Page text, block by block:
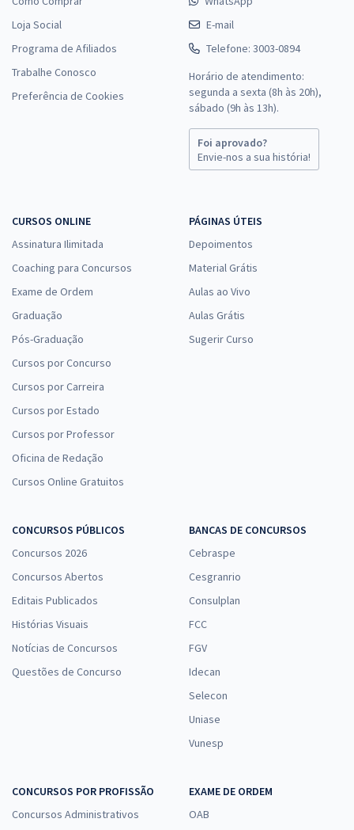
Loja Social
Programa de Afiliados
Trabalhe Conosco
Preferência de Cookies
E-mail
Telefone: 3003-0894
Horário de atendimento:
segunda a sexta (8h às 20h),
sábado (9h às 13h).
Foi aprovado?
Envie-nos a sua história!
CURSOS ONLINE
Assinatura Ilimitada
Coaching para Concursos
Exame de Ordem
Graduação
Pós-Graduação
Cursos por Concurso
Cursos por Carreira
Cursos por Estado
Cursos por Professor
Oficina de Redação
Cursos Online Gratuitos
PÁGINAS ÚTEIS
Depoimentos
Material Grátis
Aulas ao Vivo
Aulas Grátis
Sugerir Curso
CONCURSOS PÚBLICOS
Concursos 2026
Concursos Abertos
Editais Publicados
Histórias Visuais
Notícias de Concursos
Questões de Concurso
BANCAS DE CONCURSOS
Cebraspe
Cesgranrio
Consulplan
FCC
FGV
Idecan
Selecon
Uniase
Vunesp
CONCURSOS POR PROFISSÃO
Concursos Administrativos
EXAME DE ORDEM
OAB